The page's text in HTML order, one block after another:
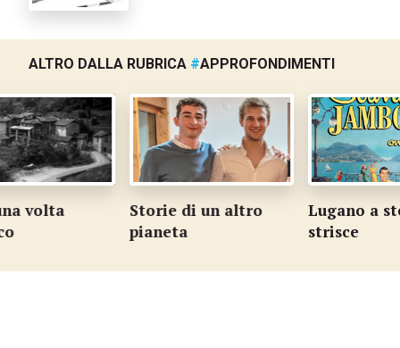
ALTRO DALLA RUBRICA #APPROFONDIMENTI
volta
Storie di un altro
pianeta
Lugano a
strisce
…